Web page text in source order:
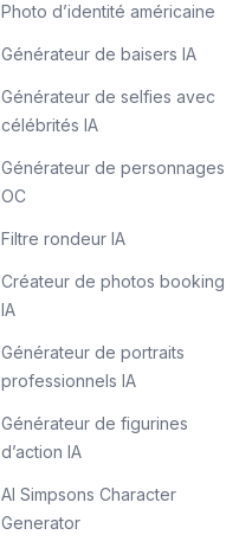
Photo d’identité américaine
Générateur de baisers IA
Générateur de selfies avec
célébrités IA
Générateur de personnages
OC
Filtre rondeur IA
Créateur de photos booking
IA
Générateur de portraits
professionnels IA
Générateur de figurines
d’action IA
AI Simpsons Character
Generator